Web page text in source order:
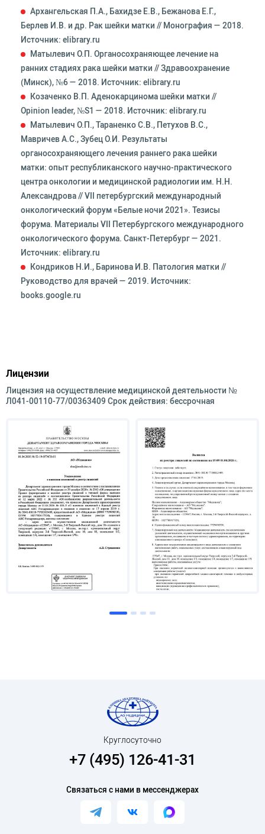
Архангельская П.А., Бахидзе Е.В., Бежанова Е.Г.,
Берлев И.В. и др. Рак шейки матки // Монография — 2018.
Источник: elibrary.ru
Матылевич О.П. Органосохраняющее лечение на
ранних стадиях рака шейки матки // Здравоохранение
(Минск), №6 — 2018. Источник: elibrary.ru
Козаченко В.П. Аденокарцинома шейки матки //
Opinion leader, №S1 — 2018. Источник: elibrary.ru
Матылевич О.П., Тараненко С.В., Петухов В.С.,
Мавричев А.С., Зубец О.И. Результаты
органосохраняющего лечения раннего рака шейки
матки: опыт республиканского научно-практического
центра онкологии и медицинской радиологии им. Н.Н.
Александрова // VII петербургский международный
онкологический форум «Белые ночи 2021». Тезисы
форума. Материалы VII Петербургского международного
онкологического форума. Санкт-Петербург — 2021.
Источник: elibrary.ru
Кондриков Н.И., Баринова И.В. Патология матки //
Руководство для врачей — 2019. Источник:
books.google.ru
Лицензии
Лицензия на осуществление медицинской деятельности №
Л041-00110-77/00363409 Срок действия: бессрочная
Круглосуточно
+7 (495) 126-41-31
Связаться с нами в мессенджерах